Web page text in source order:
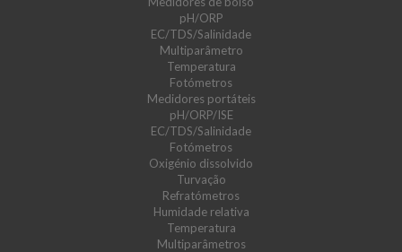
pH/ORP
EC/TDS/Salinidade
Multiparâmetro
Temperatura
Fotómetros
Medidores portáteis
pH/ORP/ISE
EC/TDS/Salinidade
Fotómetros
Oxigénio dissolvido
Turvação
Refratómetros
Humidade relativa
Temperatura
Multiparâmetros